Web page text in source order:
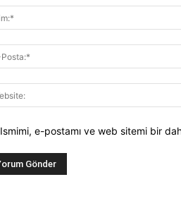
Ismimi, e-postamı ve web sitemi bir